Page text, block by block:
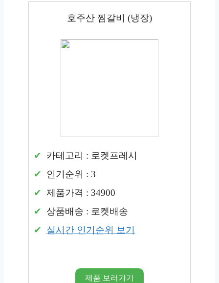
호주산 찜갈비 (냉장)
카테고리 : 로켓프레시
인기순위 : 3
제품가격 : 34900
상품배송 : 로켓배송
실시간 인기순위 보기
제품 보러가기